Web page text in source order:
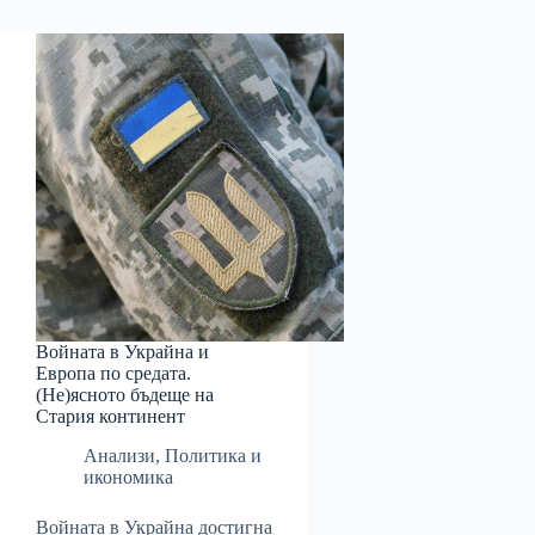
Войната в Украйна и
Европа по средата.
(Не)ясното бъдеще на
Стария континент
Анализи, Политика и
икономика
Войната в Украйна достигна